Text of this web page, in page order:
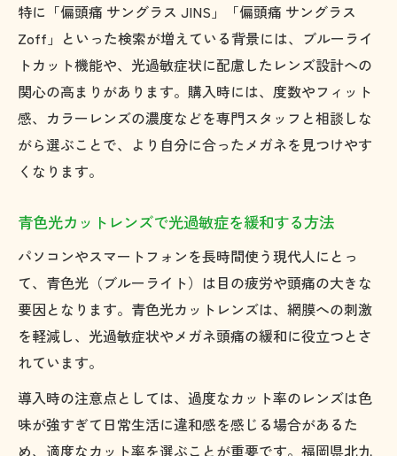
特に「偏頭痛 サングラス JINS」「偏頭痛 サングラス
Zoff」といった検索が増えている背景には、ブルーライ
トカット機能や、光過敏症状に配慮したレンズ設計への
関心の高まりがあります。購入時には、度数やフィット
感、カラーレンズの濃度などを専門スタッフと相談しな
がら選ぶことで、より自分に合ったメガネを見つけやす
くなります。
青色光カットレンズで光過敏症を緩和する方法
パソコンやスマートフォンを長時間使う現代人にとっ
て、青色光（ブルーライト）は目の疲労や頭痛の大きな
要因となります。青色光カットレンズは、網膜への刺激
を軽減し、光過敏症状やメガネ頭痛の緩和に役立つとさ
れています。
導入時の注意点としては、過度なカット率のレンズは色
味が強すぎて日常生活に違和感を感じる場合があるた
め、適度なカット率を選ぶことが重要です。福岡県北九